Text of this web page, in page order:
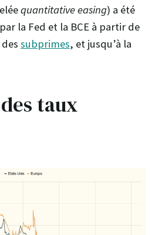
quantitative easing) a été
la Fed et la BCE à partir de
subprimes, et jusqu’à la
taux